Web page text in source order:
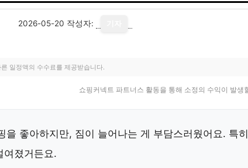
2026-05-20 작성자:
일정액의 수수료를 제공받습니다.
쇼핑커넥트 파트너스 활동을 통해 소정의 수익이 발생
을 좋아하지만, 짐이 늘어나는 게 부담스러웠어요. 특
여졌거든요.